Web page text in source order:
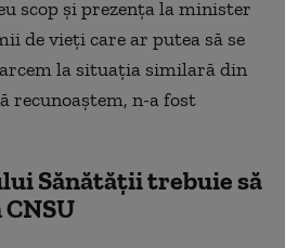
scop și prezența la minister
de vieți care ar putea să se
la situația similară din
recunoaștem, n-a fost
Sănătății trebuie să